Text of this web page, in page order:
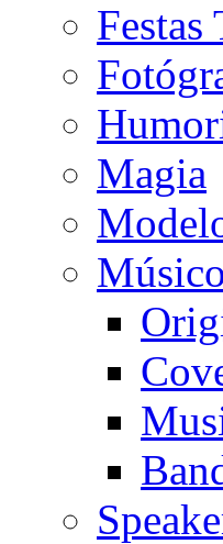
Festas
Magia